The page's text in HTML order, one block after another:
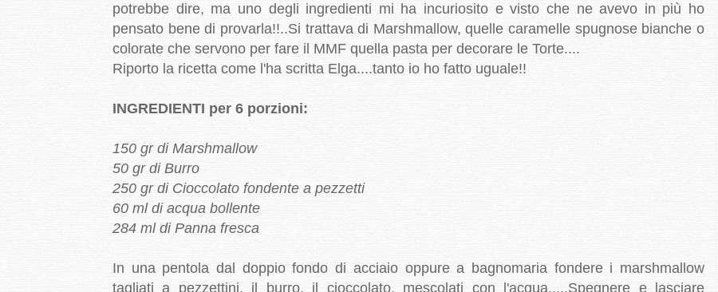
potrebbe dire, ma uno degli ingredienti mi ha incuriosito e visto che ne avevo in più ho
pensato bene di provarla!!..Si trattava di Marshmallow, quelle caramelle spugnose bianche o
colorate che servono per fare il MMF quella pasta per decorare le Torte....
Riporto la ricetta come l'ha scritta Elga....tanto io ho fatto uguale!!
INGREDIENTI per 6 porzioni:
150 gr di Marshmallow
50 gr di Burro
250 gr di Cioccolato fondente a pezzetti
60 ml di acqua bollente
284 ml di Panna fresca
In una pentola dal doppio fondo di acciaio oppure a bagnomaria fondere i marshmallow
tagliati a pezzettini, il burro, il cioccolato, mescolati con l'acqua.....Spegnere e lasciare